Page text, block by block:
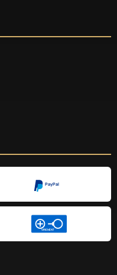
PayPal
VIREMENT